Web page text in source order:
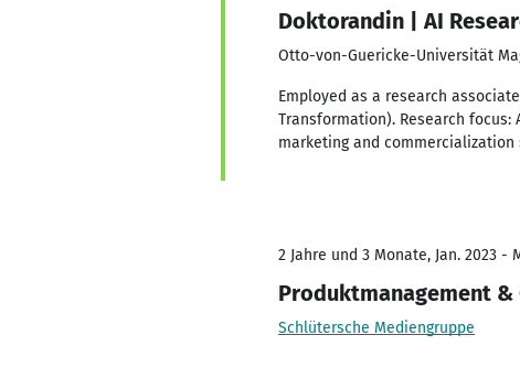
Doktorandin | AI
Otto-von-Guericke-Universität
Employed as a research
Transformation). Research
marketing and commercialization
2 Jahre und 3 Monate, Jan. 2023 -
Produktmanagement
Schlütersche Mediengruppe